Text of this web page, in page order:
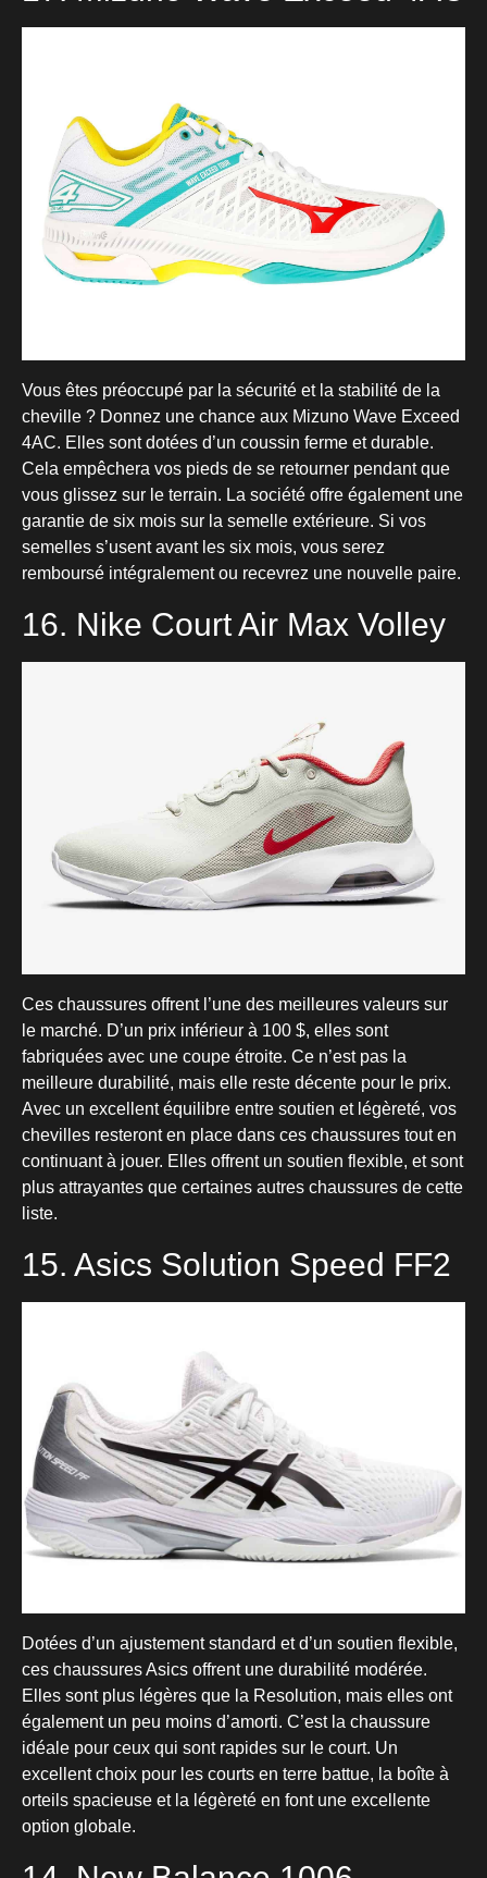
Vous êtes préoccupé par la sécurité et la stabilité de la
cheville ? Donnez une chance aux Mizuno Wave Exceed
4AC. Elles sont dotées d’un coussin ferme et durable.
Cela empêchera vos pieds de se retourner pendant que
vous glissez sur le terrain. La société offre également une
garantie de six mois sur la semelle extérieure. Si vos
semelles s’usent avant les six mois, vous serez
remboursé intégralement ou recevrez une nouvelle paire.
16. Nike Court Air Max Volley
Ces chaussures offrent l’une des meilleures valeurs sur
le marché. D’un prix inférieur à 100 $, elles sont
fabriquées avec une coupe étroite. Ce n’est pas la
meilleure durabilité, mais elle reste décente pour le prix.
Avec un excellent équilibre entre soutien et légèreté, vos
chevilles resteront en place dans ces chaussures tout en
continuant à jouer. Elles offrent un soutien flexible, et sont
plus attrayantes que certaines autres chaussures de cette
liste.
15. Asics Solution Speed FF2
Dotées d’un ajustement standard et d’un soutien flexible,
ces chaussures Asics offrent une durabilité modérée.
Elles sont plus légères que la Resolution, mais elles ont
également un peu moins d’amorti. C’est la chaussure
idéale pour ceux qui sont rapides sur le court. Un
excellent choix pour les courts en terre battue, la boîte à
orteils spacieuse et la légèreté en font une excellente
option globale.